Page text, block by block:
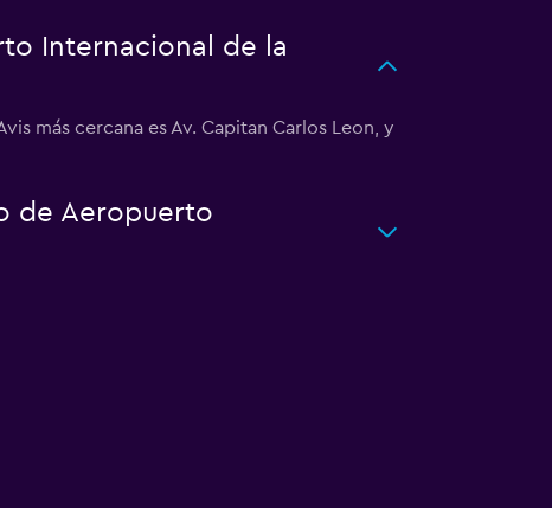
Internacional de la
más cercana es Av. Capitan Carlos Leon, y
de Aeropuerto